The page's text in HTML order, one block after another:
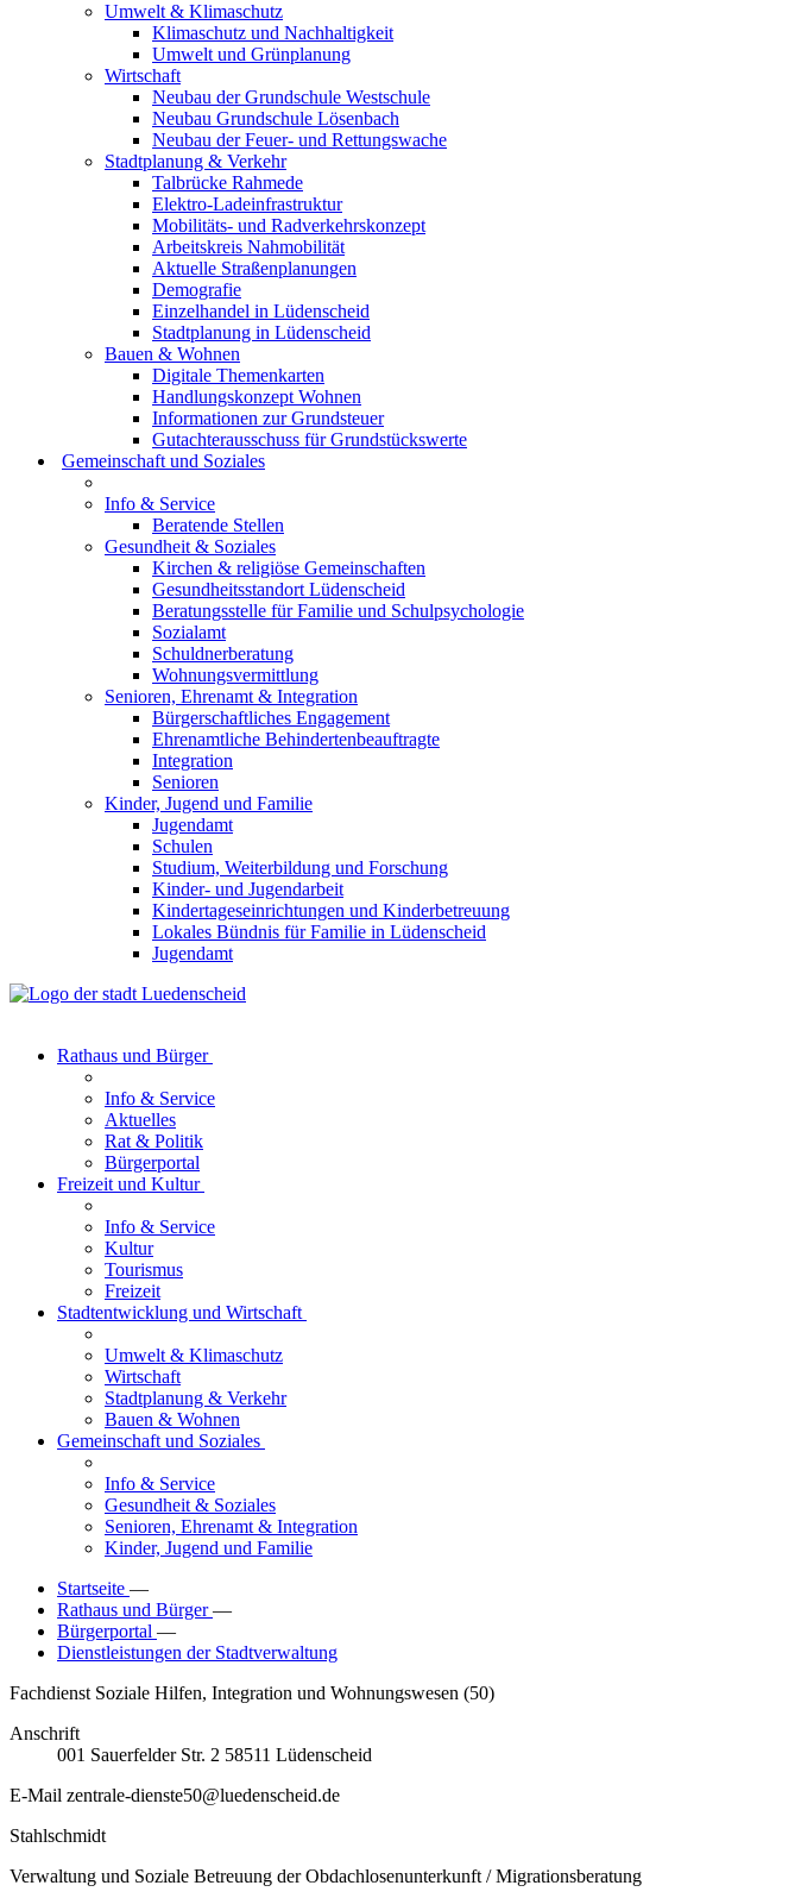
Umwelt & Klimaschutz
Klimaschutz und Nachhaltigkeit
Umwelt und Grünplanung
Wirtschaft
Neubau der Grundschule Westschule
Neubau Grundschule Lösenbach
Neubau der Feuer- und Rettungswache
Stadtplanung & Verkehr
Talbrücke Rahmede
Elektro-Ladeinfrastruktur
Mobilitäts- und Radverkehrskonzept
Arbeitskreis Nahmobilität
Aktuelle Straßenplanungen
Demografie
Einzelhandel in Lüdenscheid
Stadtplanung in Lüdenscheid
Bauen & Wohnen
Digitale Themenkarten
Handlungskonzept Wohnen
Informationen zur Grundsteuer
Gutachterausschuss für Grundstückswerte
Gemeinschaft und Soziales
Info & Service
Beratende Stellen
Gesundheit & Soziales
Kirchen & religiöse Gemeinschaften
Gesundheitsstandort Lüdenscheid
Beratungsstelle für Familie und Schulpsychologie
Sozialamt
Schuldnerberatung
Wohnungsvermittlung
Senioren, Ehrenamt & Integration
Bürgerschaftliches Engagement
Ehrenamtliche Behindertenbeauftragte
Integration
Senioren
Kinder, Jugend und Familie
Jugendamt
Schulen
Studium, Weiterbildung und Forschung
Kinder- und Jugendarbeit
Kindertageseinrichtungen und Kinderbetreuung
Lokales Bündnis für Familie in Lüdenscheid
Jugendamt
Rathaus und Bürger
Info & Service
Aktuelles
Rat & Politik
Bürgerportal
Freizeit und Kultur
Info & Service
Kultur
Tourismus
Freizeit
Stadtentwicklung und Wirtschaft
Umwelt & Klimaschutz
Wirtschaft
Stadtplanung & Verkehr
Bauen & Wohnen
Gemeinschaft und Soziales
Info & Service
Gesundheit & Soziales
Senioren, Ehrenamt & Integration
Kinder, Jugend und Familie
Startseite —
Rathaus und Bürger—
Bürgerportal —
Dienstleistungen der Stadtverwaltung
Fachdienst Soziale Hilfen, Integration und Wohnungswesen (50)
Anschrift
001 Sauerfelder Str. 2 58511 Lüdenscheid
E-Mail zentrale-dienste50@luedenscheid.de
Stahlschmidt
Verwaltung und Soziale Betreuung der Obdachlosenunterkunft / Migrationsberatung